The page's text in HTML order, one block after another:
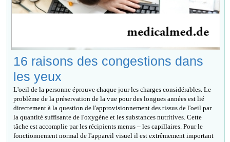
16 raisons des congestions dans
les yeux
L'oeil de la personne éprouve chaque jour les charges considérables. Le
problème de la préservation de la vue pour des longues années est lié
directement à la question de l'approvisionnement des tissus de l'oeil par
la quantité suffisante de l'oxygène et les substances nutritives. Cette
tâche est accomplie par les récipients menus – les capillaires. Pour le
fonctionnement normal de l'appareil visuel il est extrêmement important